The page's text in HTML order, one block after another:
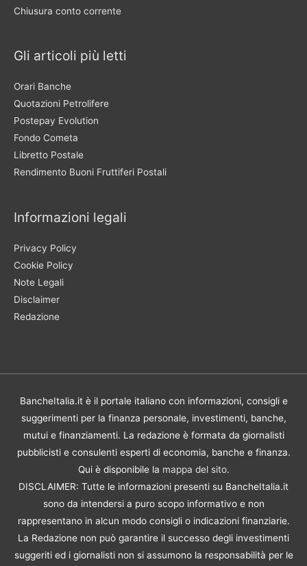
Chiusura conto corrente
Gli articoli più letti
Orari Banche
Quotazioni Petrolifere
Postepay Evolution
Fondo Cometa
Libretto Postale
Rendimento Buoni Fruttiferi Postali
Informazioni legali
Privacy Policy
Cookie Policy
Note Legali
Disclaimer
Redazione
BancheItalia.it è il portale italiano con informazioni, consigli e
suggerimenti per la finanza personale, investimenti, banche,
mutui e finanziamenti. La redazione è formata da giornalisti
pubblicisti e consulenti esperti di economia, banche e finanza.
Qui è disponibile la mappa del sito.
DISCLAIMER: Tutte le informazioni presenti su BancheItalia.it
sono da intendersi a puro scopo informativo e non
rappresentano in alcun modo consigli o indicazioni finanziarie.
La Redazione non può garantire il successo degli investimenti
suggeriti ed i giornalisti non si assumono la responsabilità per le